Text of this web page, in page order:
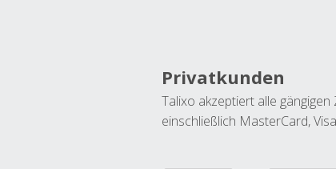
Privatkunden
Talixo akzeptiert alle
einschließlich MasterCard,